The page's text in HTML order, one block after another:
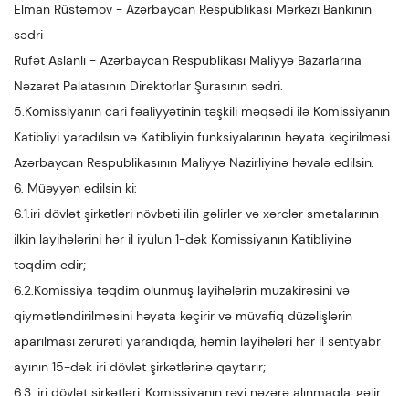
Elman Rüstəmov - Azərbaycan Respublikası Mərkəzi Bankının
sədri
Rüfət Aslanlı - Azərbaycan Respublikası Maliyyə Bazarlarına
Nəzarət Palatasının Direktorlar Şurasının sədri.
5.Komissiyanın cari fəaliyyətinin təşkili məqsədi ilə Komissiyanın
Katibliyi yaradılsın və Katibliyin funksiyalarının həyata keçirilməsi
Azərbaycan Respublikasının Maliyyə Nazirliyinə həvalə edilsin.
6. Müəyyən edilsin ki:
6.1.iri dövlət şirkətləri növbəti ilin gəlirlər və xərclər smetalarının
ilkin layihələrini hər il iyulun 1-dək Komissiyanın Katibliyinə
təqdim edir;
6.2.Komissiya təqdim olunmuş layihələrin müzakirəsini və
qiymətləndirilməsini həyata keçirir və müvafiq düzəlişlərin
aparılması zərurəti yarandıqda, həmin layihələri hər il sentyabr
ayının 15-dək iri dövlət şirkətlərinə qaytarır;
6.3. iri dövlət şirkətləri, Komissiyanın rəyi nəzərə alınmaqla, gəlir